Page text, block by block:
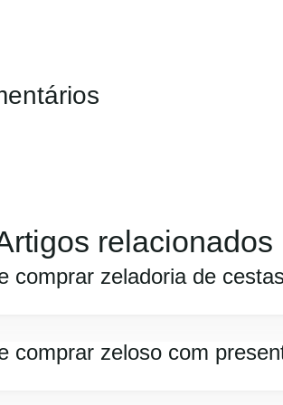
relacionados
comprar zeladoria de
comprar zeloso com